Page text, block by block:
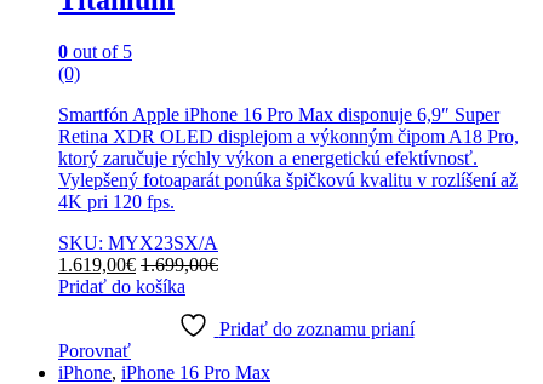
0 out of 5
(0)
Smartfón Apple iPhone 16 Pro Max disponuje 6,9″ Super
Retina XDR OLED displejom a výkonným čipom A18 Pro,
ktorý zaručuje rýchly výkon a energetickú efektívnosť.
Vylepšený fotoaparát ponúka špičkovú kvalitu v rozlíšení až
4K pri 120 fps.
SKU: MYX23SX/A
1.619,00€ 1.699,00€
Pridať do košíka
Pridať do zoznamu prianí
Porovnať
iPhone, iPhone 16 Pro Max